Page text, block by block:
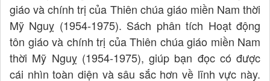
giáo và chính trị của Thiên chúa giáo miền Nam thời
Mỹ Nguỵ (1954-1975). Sách phân tích Hoạt động
tôn giáo và chính trị của Thiên chúa giáo miền Nam
thời Mỹ Nguỵ (1954-1975), giúp bạn đọc có được
cái nhìn toàn diện và sâu sắc hơn về lĩnh vực này.